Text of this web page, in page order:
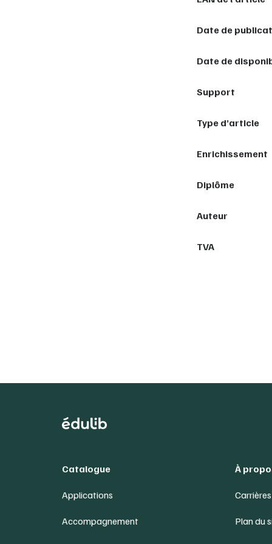
Date de
Date de
Support
Type d’article
Enrichissement
Diplôme
Auteur
TVA
Catalogue
Applications
Accompagnement
À
Carrières
Plan du